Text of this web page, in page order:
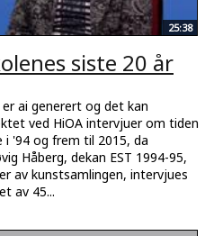
25:38
siste 20 år
ai generert og det kan
ved HiOA intervjuer om tiden
i '94 og frem til 2015, da
Håberg, dekan EST 1994-95,
av kunstsamlingen, intervjues
av 45...